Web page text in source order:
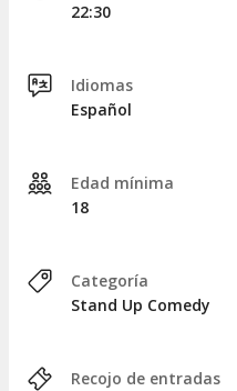
22:30
Idiomas
Español
Edad mínima
18
Categoría
Stand Up Comedy
Recojo de entradas